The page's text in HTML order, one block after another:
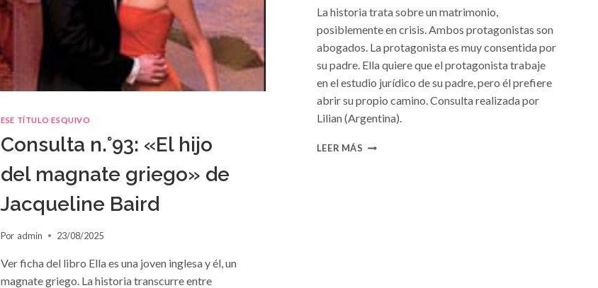
ESE TÍTULO ESQUIVO
Consulta n.°93: «El hijo
del magnate griego» de
Jacqueline Baird
Por admin 23/08/2025
Ver ficha del libro Ella es una joven inglesa y él, un
magnate griego. La historia transcurre entre
La historia trata sobre un matrimonio,
posiblemente en crisis. Ambos protagonistas son
abogados. La protagonista es muy consentida por
su padre. Ella quiere que el protagonista trabaje
en el estudio jurídico de su padre, pero él prefiere
abrir su propio camino. Consulta realizada por
Lilian (Argentina).
LEER MÁS CONSULTA